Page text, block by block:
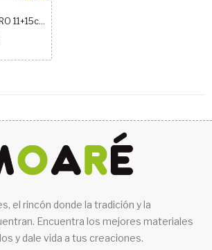
Varillas abanico NEGRO 11+15cm
el rincón donde la tradición y la
Encuentra los mejores materiales
y dale vida a tus creaciones.